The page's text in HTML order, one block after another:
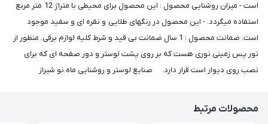
است - میزان روشنایی محصول : این محصول برای محیطی با متراژ 12 متر مربع
استفاده میگردد. - این محصول در رنگهای طلایی و نقره ای و سفید موجود
است. ضمانت محصول : 1 سال ضمانت بی قید و شرط کلیه لوازم برقی. منظور از
نور پس زمینی نوری هست که بر روی پشت لوستر و دور صفحه ای که برای
نصب روی دیوار است قرار دارد. صنایع لوستر و روشنایی ماه نو شیراز
محصولات مرتبط